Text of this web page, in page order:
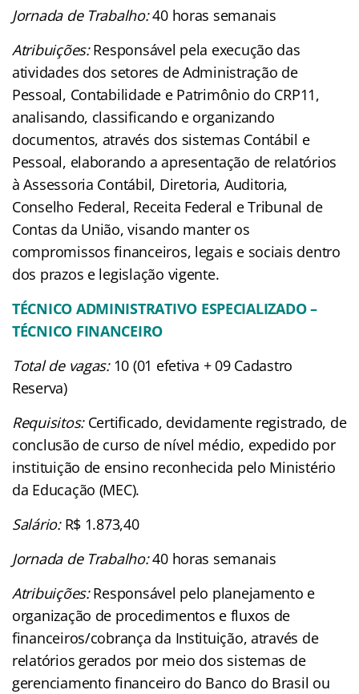
Jornada de Trabalho:40 horas semanais
Atribuições:Responsável pela execução das
atividades dos setores de Administração de
Pessoal, Contabilidade e Patrimônio do CRP11,
analisando, classificando e organizando
documentos, através dos sistemas Contábil e
Pessoal, elaborando a apresentação de relatórios
à Assessoria Contábil, Diretoria, Auditoria,
Conselho Federal, Receita Federal e Tribunal de
Contas da União, visando manter os
compromissos financeiros, legais e sociais dentro
dos prazos e legislação vigente.
TÉCNICO ADMINISTRATIVO ESPECIALIZADO –
TÉCNICO FINANCEIRO
Total de vagas:10 (01 efetiva + 09 Cadastro
Reserva)
Requisitos:Certificado, devidamente registrado, de
conclusão de curso de nível médio, expedido por
instituição de ensino reconhecida pelo Ministério
da Educação (MEC).
Salário:R$ 1.873,40
Jornada de Trabalho:40 horas semanais
Atribuições:Responsável pelo planejamento e
organização de procedimentos e fluxos de
financeiros/cobrança da Instituição, através de
relatórios gerados por meio dos sistemas de
gerenciamento financeiro do Banco do Brasil ou